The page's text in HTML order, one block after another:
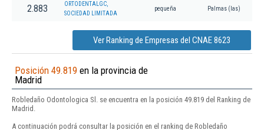
2.883
ORTODENTALGC,
SOCIEDAD LIMITADA
pequeña Palmas (las)
Ver Ranking de Empresas del CNAE 8623
Posición 49.819 en la provincia de
Madrid
Robledaño Odontologica Sl. se encuentra en la posición 49.819 del Ranking de
Madrid.
A continuación podrá consultar la posición en el ranking de Robledaño